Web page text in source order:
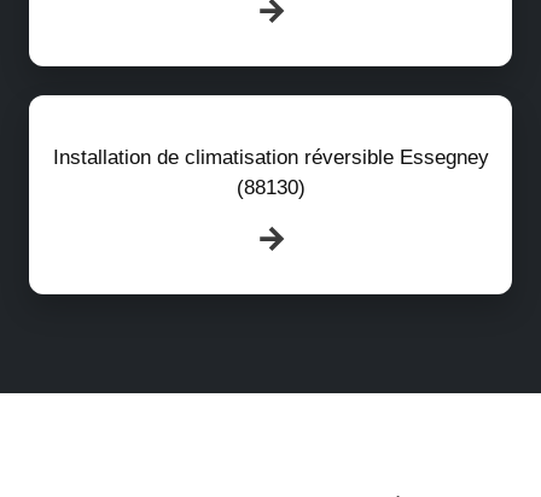
Installation de climatisation réversible Essegney
(88130)